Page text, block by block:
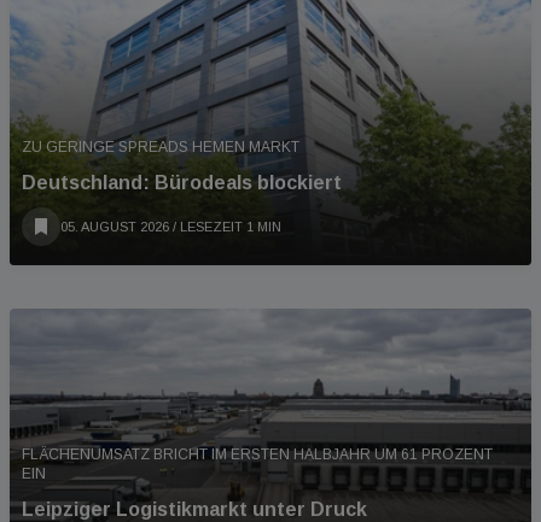
ZU GERINGE SPREADS HEMEN MARKT
Deutschland: Bürodeals blockiert
05. AUGUST 2026 / LESEZEIT 1 MIN
FLÄCHENUMSATZ BRICHT IM ERSTEN HALBJAHR UM 61 PROZENT
EIN
Leipziger Logistikmarkt unter Druck